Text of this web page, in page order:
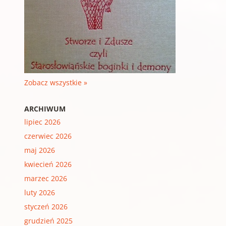
Zobacz wszystkie »
ARCHIWUM
lipiec 2026
czerwiec 2026
maj 2026
kwiecień 2026
marzec 2026
luty 2026
styczeń 2026
grudzień 2025